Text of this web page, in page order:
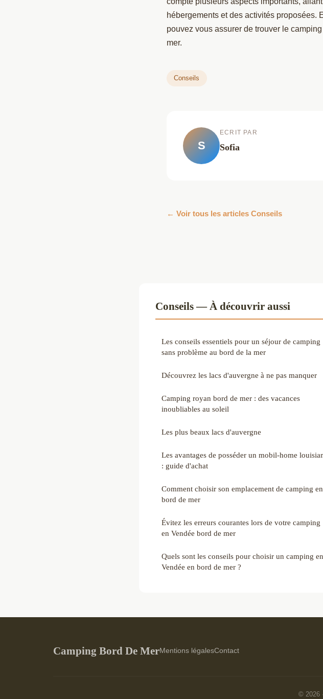
hébergements et des activités proposées.
pouvez vous assurer de trouver le
mer.
Conseils
S
ECRIT PAR
Sofia
← Voir tous les articles Conseils
Conseils — À découvrir aussi
Les conseils essentiels pour un séjour de camping
sans problème au bord de la mer
Découvrez les lacs d'auvergne à ne pas manquer
Camping royan bord de mer : des vacances
inoubliables au soleil
Les plus beaux lacs d'auvergne
Les avantages de posséder un mobil-home
: guide d'achat
Comment choisir son emplacement de camping en
bord de mer
Évitez les erreurs courantes lors de votre camping
en Vendée bord de mer
Quels sont les conseils pour choisir un camping en
Vendée en bord de mer ?
Camping Bord De MerMentions légalesContact
© 2026